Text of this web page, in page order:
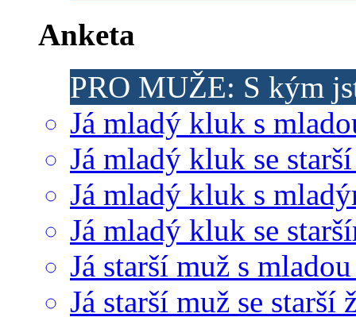
Anketa
PRO MUŽE: S kým
Já mladý kluk s
Já mladý kluk se
Já mladý kluk s
Já mladý kluk se
Já starší muž s
Já starší muž se starší